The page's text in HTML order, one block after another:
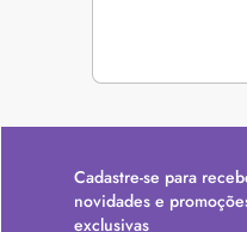
Cadastre-se para
novidades e
exclusivas